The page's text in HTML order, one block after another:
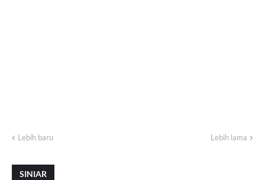
Lebih baru Lebih lama
SINIAR